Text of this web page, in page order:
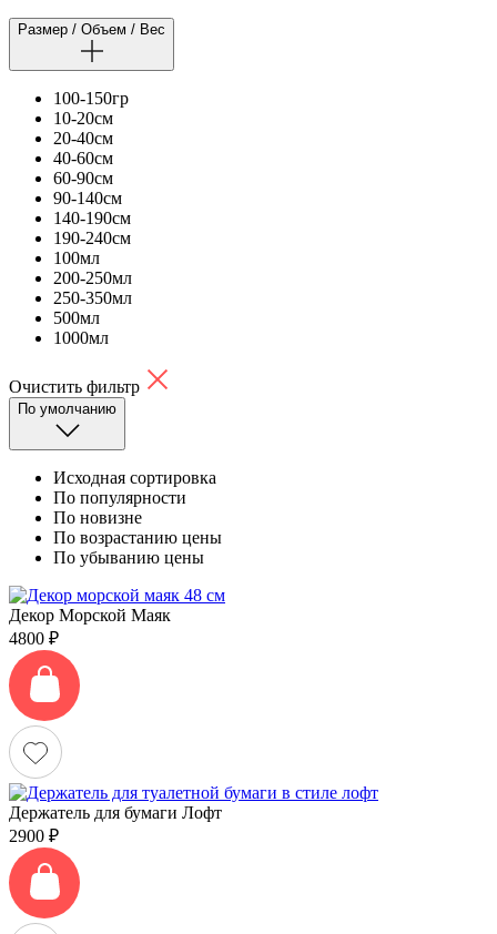
Размер / Объем / Вес
100-150гр
10-20см
20-40см
40-60см
60-90см
90-140см
140-190см
190-240см
100мл
200-250мл
250-350мл
500мл
1000мл
Очистить фильтр
По умолчанию
Исходная сортировка
По популярности
По новизне
По возрастанию цены
По убыванию цены
Декор Морской Маяк
4800 ₽
Держатель для бумаги Лофт
2900 ₽